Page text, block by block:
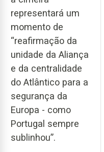
representará um
momento de
“reafirmação da
unidade da Aliança
e da centralidade
do Atlântico para a
segurança da
Europa - como
Portugal sempre
sublinhou”.